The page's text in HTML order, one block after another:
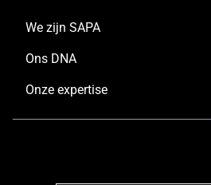
We zijn SAPA
Ons DNA
Onze expertise